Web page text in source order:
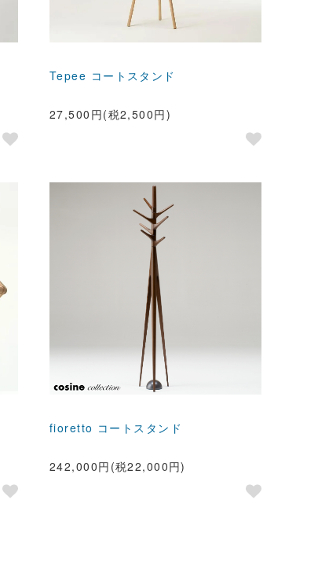
Tepee コートスタンド
27,500円(税2,500円)
fioretto コートスタンド
242,000円(税22,000円)